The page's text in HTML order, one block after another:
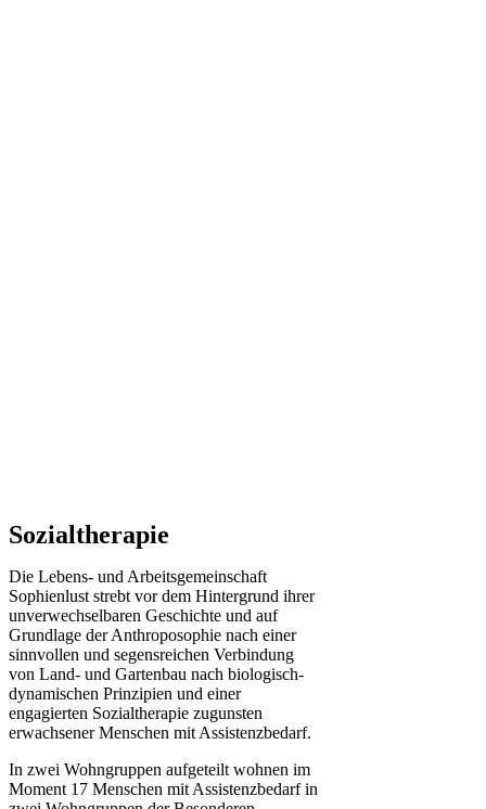
Sozialtherapie
Die Lebens- und Arbeitsgemeinschaft
Sophienlust strebt vor dem Hintergrund ihrer
unverwechselbaren Geschichte und auf
Grundlage der Anthroposophie nach einer
sinnvollen und segensreichen Verbindung
von Land- und Gartenbau nach biologisch-
dynamischen Prinzipien und einer
engagierten Sozialtherapie zugunsten
erwachsener Menschen mit Assistenzbedarf.
In zwei Wohngruppen aufgeteilt wohnen im
Moment 17 Menschen mit Assistenzbedarf in